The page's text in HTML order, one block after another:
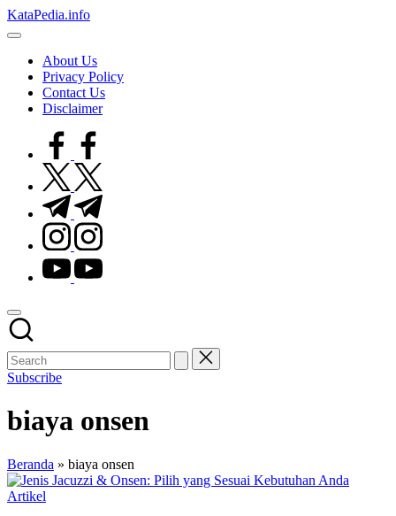
Skip
to
KataPedia.info
Berita
TerbaruAbout Us
Privacy Policy
Contact Us
Disclaimer
facebook.com
twitter.com
t.me
instagram.com
youtube.com
Subscribe
biaya onsen
Beranda » biaya onsen
Posted
Artikel